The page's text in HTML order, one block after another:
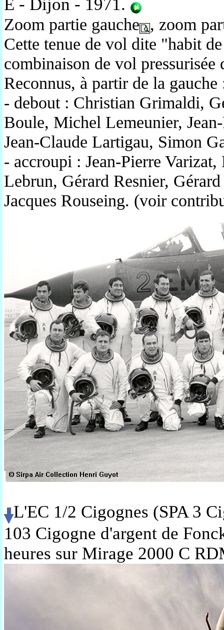
E - Dijon - 1971.
Zoom partie gauche
, zoom
Cette tenue de vol dite "habit
combinaison de vol
Reconnus, à partir de la gauche
- debout : Christian Grimaldi,
Boule, Michel Lemeunier,
Jean-Claude Lartigau, Simon
- accroupi : Jean-Pierre
Lebrun, Gérard Resnier,
Jacques Rouseing. (voir
L'EC 1/2 Cigognes (SPA 3
103 Cigogne d'argent de
heures sur Mirage 2000 C